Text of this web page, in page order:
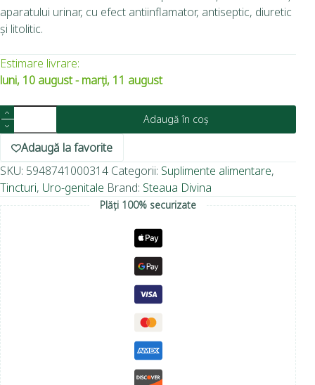
aparatului urinar, cu efect antiinflamator, antiseptic, diuretic
și litolitic.
Estimare livrare:
luni, 10 august - marți, 11 august
Adaugă în coș
Adaugă la favorite
SKU: 5948741000314 Categorii: Suplimente alimentare,
Tincturi, Uro-genitale Brand: Steaua Divina
Plăți 100% securizate